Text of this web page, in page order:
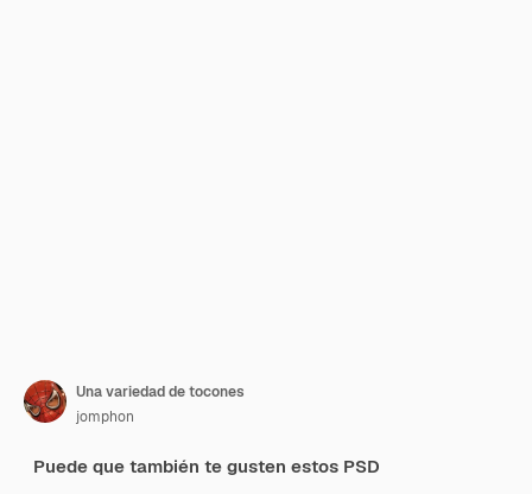
Una variedad de tocones
jomphon
Puede que también te gusten estos PSD